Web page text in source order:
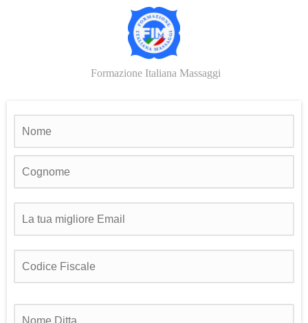
Formazione Italiana Massaggi